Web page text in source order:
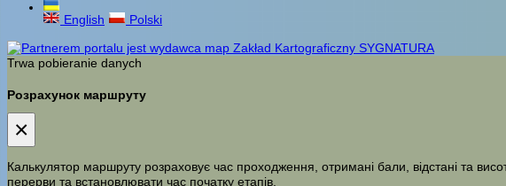
English
Polski
Trwa pobieranie danych
Розрахунок маршруту
×
Калькулятор маршруту розраховує час проходження, отримані бали, відстані та
перерви та встановлювати час початку етапів.